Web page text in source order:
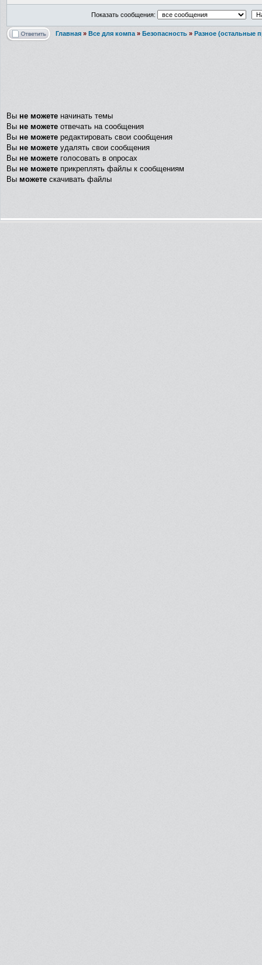
Показать сообщения:
Главная » Все для компа » Безопасность » Разное (остальные
Вы не можете начинать темы
Вы не можете отвечать на сообщения
Вы не можете редактировать свои сообщения
Вы не можете удалять свои сообщения
Вы не можете голосовать в опросах
Вы не можете прикреплять файлы к сообщениям
Вы можете скачивать файлы